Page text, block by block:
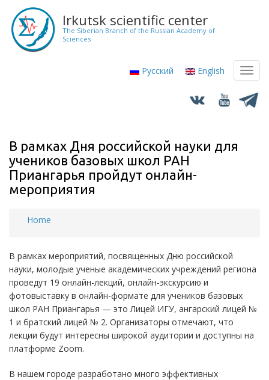
main
content
Irkutsk scientific center
The Siberian Branch of the Russian Academy of
Sciences
Русский English
В рамках Дня российской науки для
учеников базовых школ РАН
Приангарья пройдут онлайн-
мероприятия
Home
В рамках мероприятий, посвященных Дню российской
науки, молодые ученые академических учреждений региона
проведут 19 онлайн-лекций, онлайн-экскурсию и
фотовыставку в онлайн-формате для учеников базовых
школ РАН Приангарья — это Лицей ИГУ, ангарский лицей №
1 и братский лицей № 2. Организаторы отмечают, что
лекции будут интересны широкой аудитории и доступны на
платформе Zoom.
В нашем городе разработано много эффективных